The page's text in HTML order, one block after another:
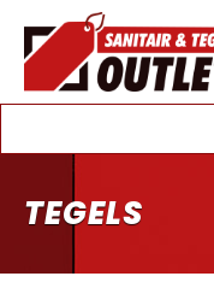
TEGELS